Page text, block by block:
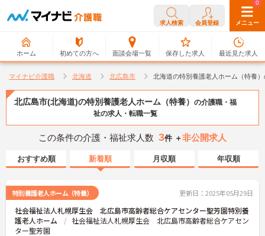
求人検索 会員登録 メニュー
ホーム 初めての方へ 面談会場一覧
0
保存した求人
0
最近見た求人
マイナビ介護職 北海道 北広島市 北海道の特別養護老人ホーム（特養
北広島市(北海道)の特別養護老人ホーム（特養） の介護職・福
祉の求人・転職一覧
この条件の介護・福祉求人数 3件 ＋非公開求人
おすすめ順 新着順 月収順 年収順
特別養護老人ホーム（特養） 更新日：2025年05月29日
社会福祉法人札幌厚生会 北広島市高齢者総合ケアセンター聖芳園特別養
護老人ホーム
社会福祉法人札幌厚生会 北広島市高齢者総合ケアセン
ター聖芳園